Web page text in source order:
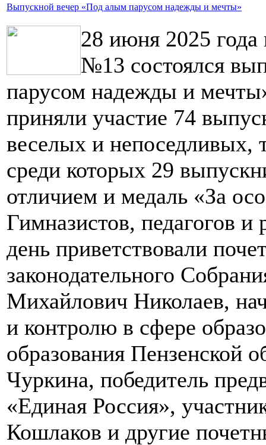
Выпускной вечер «Под алым парусом надежды и мечты»
28 июня 2025
№13 состоялся
парусом надежды и
приняли участие 74
веселых и непоседливых,
среди которых 29
отличием и медаль «За
Гимназистов, педагогов и
день приветствовали
законодательного
Михайлович Николаев,
и контролю в сфере
образования Пензенской
Чуркина, победитель
«Единая Россия»,
Кошлаков и другие